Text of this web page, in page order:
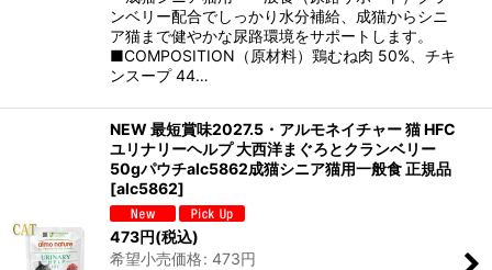
ンベリー配合でしっかり水分補給、成猫からシニ
ア猫まで健やかな尿路環境をサポートします。
■COMPOSITION（原材料）鶏むね肉 50%、チキ
ンスープ 44…
NEW 最短賞味2027.5・アルモネイチャー 猫 HFC
ユリナリーヘルプ 大西洋まぐろとクランベリー
50gパウチalc5862成猫シニア猫用一般食 正規品
[alc5862]
473円(税込)
希望小売価格: 473円